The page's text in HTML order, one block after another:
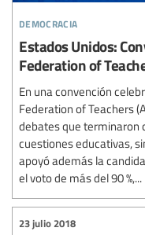
democracia
Estados Unidos:
Federation of
En una convención
Federation of Teachers
debates que terminaron
cuestiones educativas,
apoyó además la
el voto de más del 90 %,...
23 julio 2018